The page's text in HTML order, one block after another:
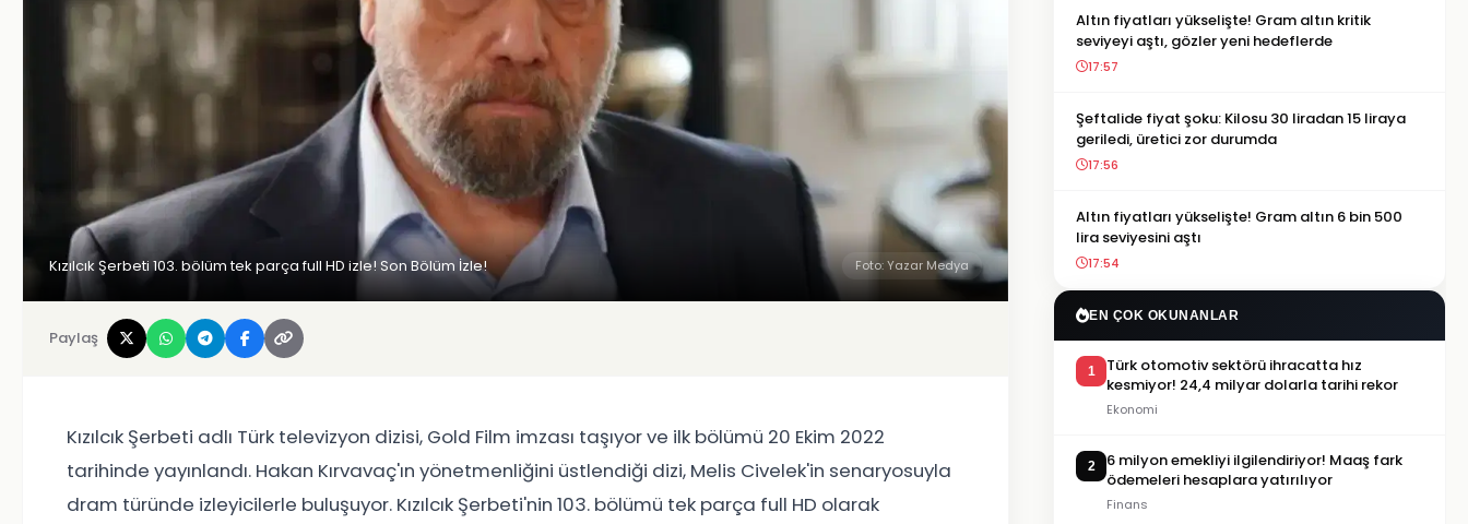
Kızılcık Şerbeti 103. bölüm tek parça full HD izle! Son Bölüm İzle! Foto: Yazar Medya
Paylaş
Kızılcık Şerbeti adlı Türk televizyon dizisi, Gold Film imzası taşıyor ve ilk bölümü 20 Ekim 2022
tarihinde yayınlandı. Hakan Kırvavaç'ın yönetmenliğini üstlendiği dizi, Melis Civelek'in senaryosuyla
dram türünde izleyicilerle buluşuyor. Kızılcık Şerbeti'nin 103. bölümü tek parça full HD olarak
Altın fiyatları yükselişte! Gram altın kritik
seviyeyi aştı, gözler yeni hedeflerde
17:57
Şeftalide fiyat şoku: Kilosu 30 liradan 15 liraya
geriledi, üretici zor durumda
17:56
Altın fiyatları yükselişte! Gram altın 6 bin 500
lira seviyesini aştı
17:54
EN ÇOK OKUNANLAR
1
Türk otomotiv sektörü ihracatta hız
kesmiyor! 24,4 milyar dolarla tarihi rekor
Ekonomi
2
6 milyon emekliyi ilgilendiriyor! Maaş fark
ödemeleri hesaplara yatırılıyor
Finans